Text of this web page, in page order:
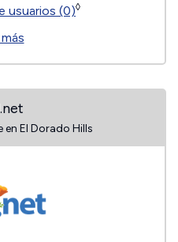
usuarios (0)◊
El Dorado Hills